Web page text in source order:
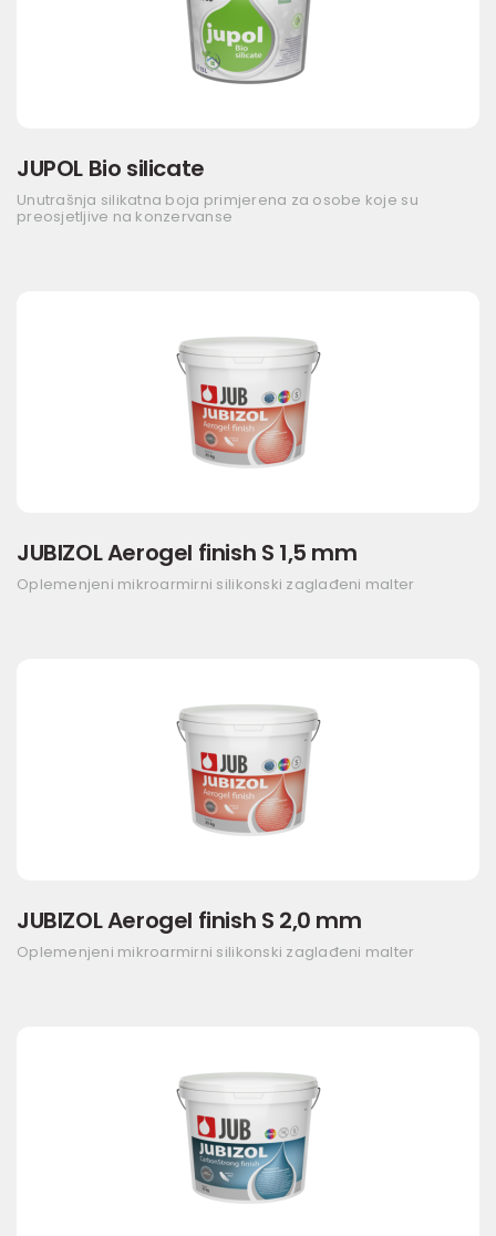
JUPOL Bio silicate
Unutrašnja silikatna boja primjerena za osobe koje su
preosjetljive na konzervanse
JUBIZOL Aerogel finish S 1,5 mm
Oplemenjeni mikroarmirni silikonski zaglađeni malter
JUBIZOL Aerogel finish S 2,0 mm
Oplemenjeni mikroarmirni silikonski zaglađeni malter